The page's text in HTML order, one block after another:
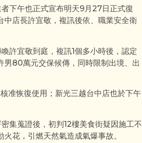
下午也正式宣布明天9月27日正式復
店長許宜敬，複訊後依、職業安全衛
許宜敬到庭，複訊1個多小時後，認定
男80萬元交保候傳，同時限制出境、出
准恢復使用；新光三越台中店也於下午
集蒐證後，初判12樓美食街疑因施工不
花，引燃天然氣造成氣爆事故。